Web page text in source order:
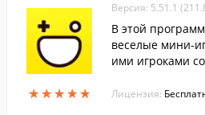
★★★★★
★★★★★
Версия: 5.51.1
В этой
веселые мини-
ими игроками
Лицензия: